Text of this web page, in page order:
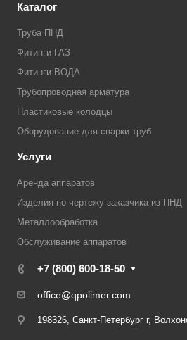
Каталог
Труба ПНД
Фитинги ГАЗ
Фитинги ВОДА
Трубопроводная арматура
Пластиковые колодцы
Оборудование для сварки труб
Услуги
Аренда аппаратов
Изделия по чертежу заказчика из ПНД
Металлообработка
Обслуживание аппаратов
+7 (800) 600-18-50
office@qpolimer.com
198326, Санкт-Петербург г,